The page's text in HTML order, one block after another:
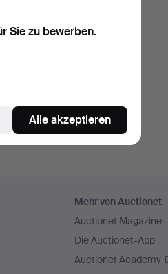
Mehr von Auctionet
Auctionet Magazine
Die Auctionet-App
Auctionet Academy
Sie zu bewerben.
Alle akzeptieren